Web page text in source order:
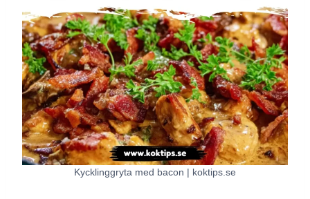
Kycklinggryta med bacon | koktips.se